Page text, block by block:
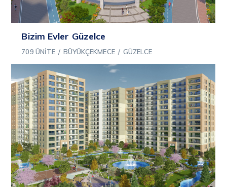
Bizim Evler Güzelce
709 ÜNITE / BÜYÜKÇEKMECE / GÜZELCE